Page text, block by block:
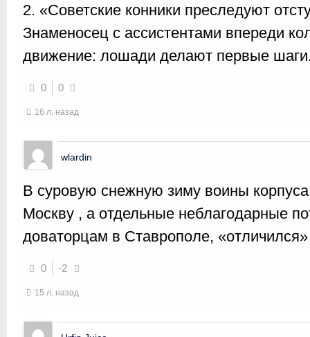
2. «Советские конники преследуют
Знаменосец с ассистентами впереди
движение: лошади делают первые
0 0
16 л. назад
wlardin
В суровую снежную зиму воины
Москву , а отдельные неблагодарные
доваторцам в Ставрополе,
0 -2
15 л. назад